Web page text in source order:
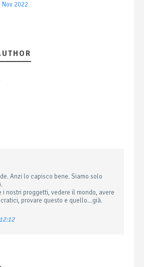
Nov 2022
Anzi lo capisco bene. Siamo solo
i nostri proggetti, vedere il mondo, avere
provare questo e quello…già.